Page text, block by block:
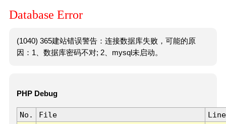
Database Error
(1040) 365建站错误警告：连接数据库失败，可能的原
因：1、数据库密码不对; 2、mysql未启动。
PHP Debug
No. File
Line